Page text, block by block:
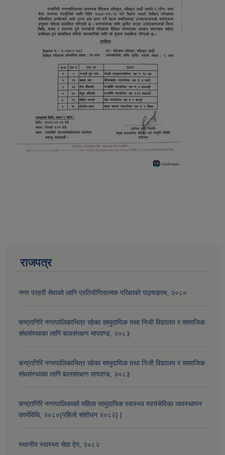
राजपत्र
नगर प्रहरी सेवाको लागि प्रतियोगितात्मक परिक्षाको पाठ्यक्रम, २०८०
चन्द्रागिरि नगरपालिकाभित्र रहेका सामुदायिक तथा निजी विद्यालय र सामाजिक
संघसंस्थाका लागि बालसंरक्षण मापदण्ड, २०८३
चन्द्रागिरि नगरपालिकाभित्र रहेका सामुदायिक तथा निजी विद्यालय र सामाजिक
संघसंस्थाका लागि बालसंरक्षण मापदण्ड, २०८३
चन्द्रागिरि नगरपालिकाको महिला सामुदायिक स्वास्थ्य स्वयंसेविका व्यवस्थापन
कार्यविधि, २०८०(पहिलो संशोधन २०८२) |
स्थानीय स्वास्थ्य सेवा ऐन, २०८२